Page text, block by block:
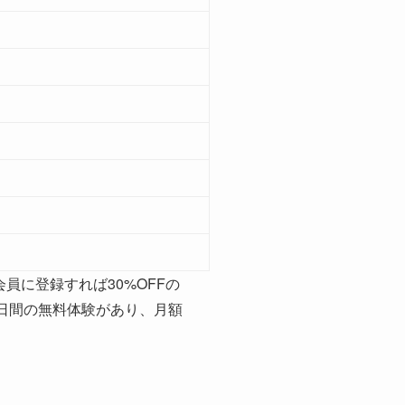
員に登録すれば30%OFFの
間の無料体験があり、月額